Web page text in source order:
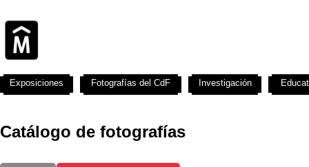
Catálogo de fotografías
Exposiciones Fotografías del CdF Investigación